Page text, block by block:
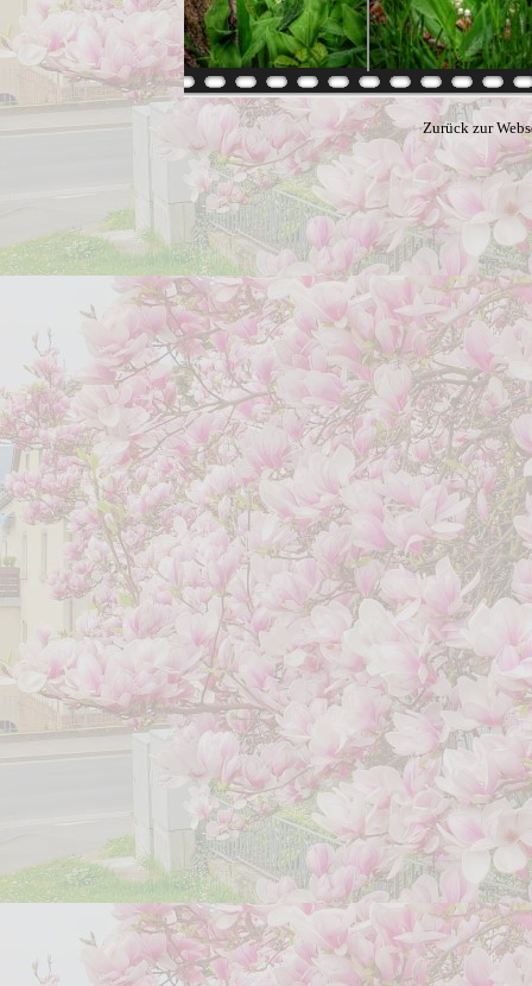
Zurück zur